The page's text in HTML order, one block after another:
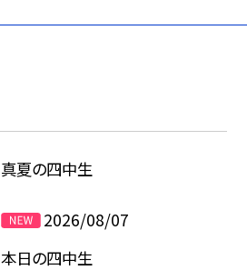
真夏の四中生
2026/08/07
本日の四中生